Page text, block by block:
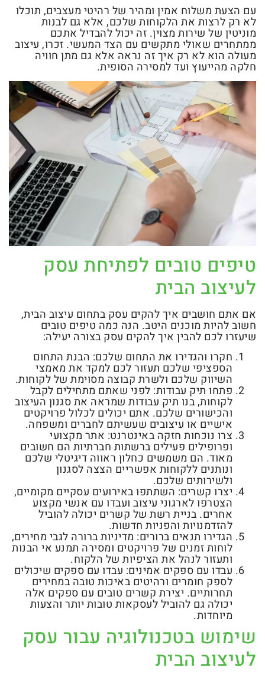
עם הצעת משלוח אמין ומהיר של רהיטי מעצבים, תוכלו
לא רק לרצות את הלקוחות שלכם, אלא גם לבנות
מוניטין של שירות מצוין. זה יכול להבדיל אתכם
ממתחרים שאולי מתקשים עם הצד המעשי. זכרו, עיצוב
מעולה הוא לא רק איך זה נראה אלא גם מתן חוויה
חלקה מהייעוץ ועד למסירה הסופית.
טיפים טובים לפתיחת עסק
לעיצוב הבית
אם אתם חושבים איך להקים עסק בתחום עיצוב הבית,
חשוב להיות מוכנים היטב. הנה כמה טיפים טובים
שיעזרו לכם להבין איך להקים עסק בצורה יעילה:
חקרו והגדירו את התחום שלכם: הבנת התחום
הספציפי שלכם תעזור לכם למקד את מאמצי
השיווק שלכם ולשרת קבוצה מסוימת של לקוחות.
פתחו תיק עבודות: לפני שאתם מתחילים לקבל
לקוחות, בנו תיק עבודות שמראה את סגנון העיצוב
והכישורים שלכם. אתם יכולים לכלול פרויקטים
אישיים או עיצובים שעשיתם לחברים ומשפחה.
צרו נוכחות חזקה באינטרנט: אתר מקצועי
ופרופילים פעילים ברשתות חברתיות הם חשובים
מאוד. הם משמשים כחלון ראווה דיגיטלי שלכם
ונותנים ללקוחות אפשריים הצצה לסגנון
ולשירותים שלכם.
יצרו קשרים: השתתפו באירועים עסקיים מקומיים,
הצטרפו לארגוני עיצוב ועבדו עם אנשי מקצוע
אחרים. בניית רשת של קשרים יכולה להוביל
להזדמנויות והפניות חדשות.
הגדירו תנאים ברורים: מדיניות ברורה לגבי מחירים,
לוחות זמנים של פרויקטים ומסירה תמנע אי הבנות
ותעזור לנהל את הציפיות של הלקוח.
עבדו עם ספקים אמינים: עבדו עם ספקים שיכולים
לספק חומרים ורהיטים באיכות טובה במחירים
תחרותיים. יצירת קשרים טובים עם ספקים אלה
יכולה גם להוביל לעסקאות טובות יותר והצעות
מיוחדות.
שימוש בטכנולוגיה עבור עסק
לעיצוב הבית